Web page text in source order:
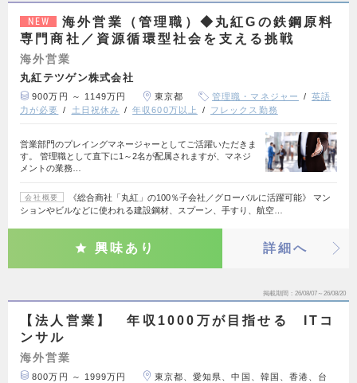
NEW
海外営業（管理職）◆丸紅Gの鉄鋼原料
専門商社／資源循環型社会を支える挑戦
海外営業
丸紅テツゲン株式会社
900万円 ～ 1149万円 東京都 管理職・マネジャー
英語
力が必要
土日祝休み 年収600万以上 フレックス勤務
営業部門のプレイングマネージャーとしてご活躍いただきま
す。 管理職として直下に1～2名が配属されますが、マネジ
メントの業務…
会社概要
《総合商社「丸紅」の100％子会社／グローバルに活躍可能》 マン
ションやビルなどに使われる建設鋼材、スプーン、手すり、航空…
興味あり 詳細へ
掲載期間 26/08/07～26/08/20
【法人営業】 年収1000万が目指せる ITコ
ンサル
海外営業
800万円 ～ 1999万円
東京都、愛知県、中国、韓国、香港、台